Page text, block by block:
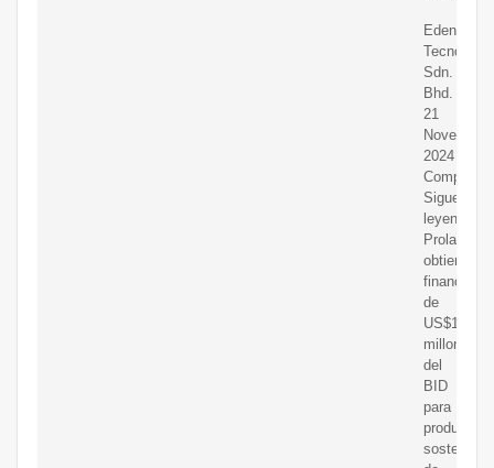
Edenor
Tecnología
Sdn.
Bhd.
21
November
2024
Compartir
Sigue
leyendo
Prolade
obtiene
de
US$15
millones
del
BID
para
producción
sostenible